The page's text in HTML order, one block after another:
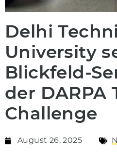
Delhi
University
Blickfeld-
der DARPA
Challenge
August 26, 2025